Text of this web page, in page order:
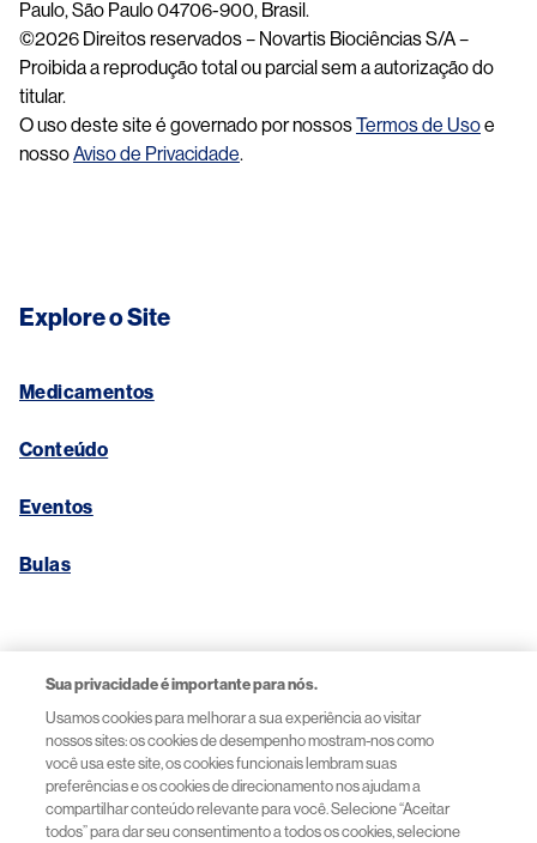
Paulo, São Paulo 04706-900, Brasil.
©2026 Direitos reservados – Novartis Biociências S/A –
Proibida a reprodução total ou parcial sem a autorização do
titular.
O uso deste site é governado por nossosTermos de Usoe
nossoAviso de Privacidade.
Explore o Site
Medicamentos
Conteúdo
Eventos
Bulas
Aviso de Privacidade
Termos de Uso
Sua privacidade é importante para nós.
Usamos cookies para melhorar a sua experiência ao visitar
nossos sites: os cookies de desempenho mostram-nos como
você usa este site, os cookies funcionais lembram suas
preferências e os cookies de direcionamento nos ajudam a
compartilhar conteúdo relevante para você. Selecione “Aceitar
todos” para dar seu consentimento a todos os cookies, selecione